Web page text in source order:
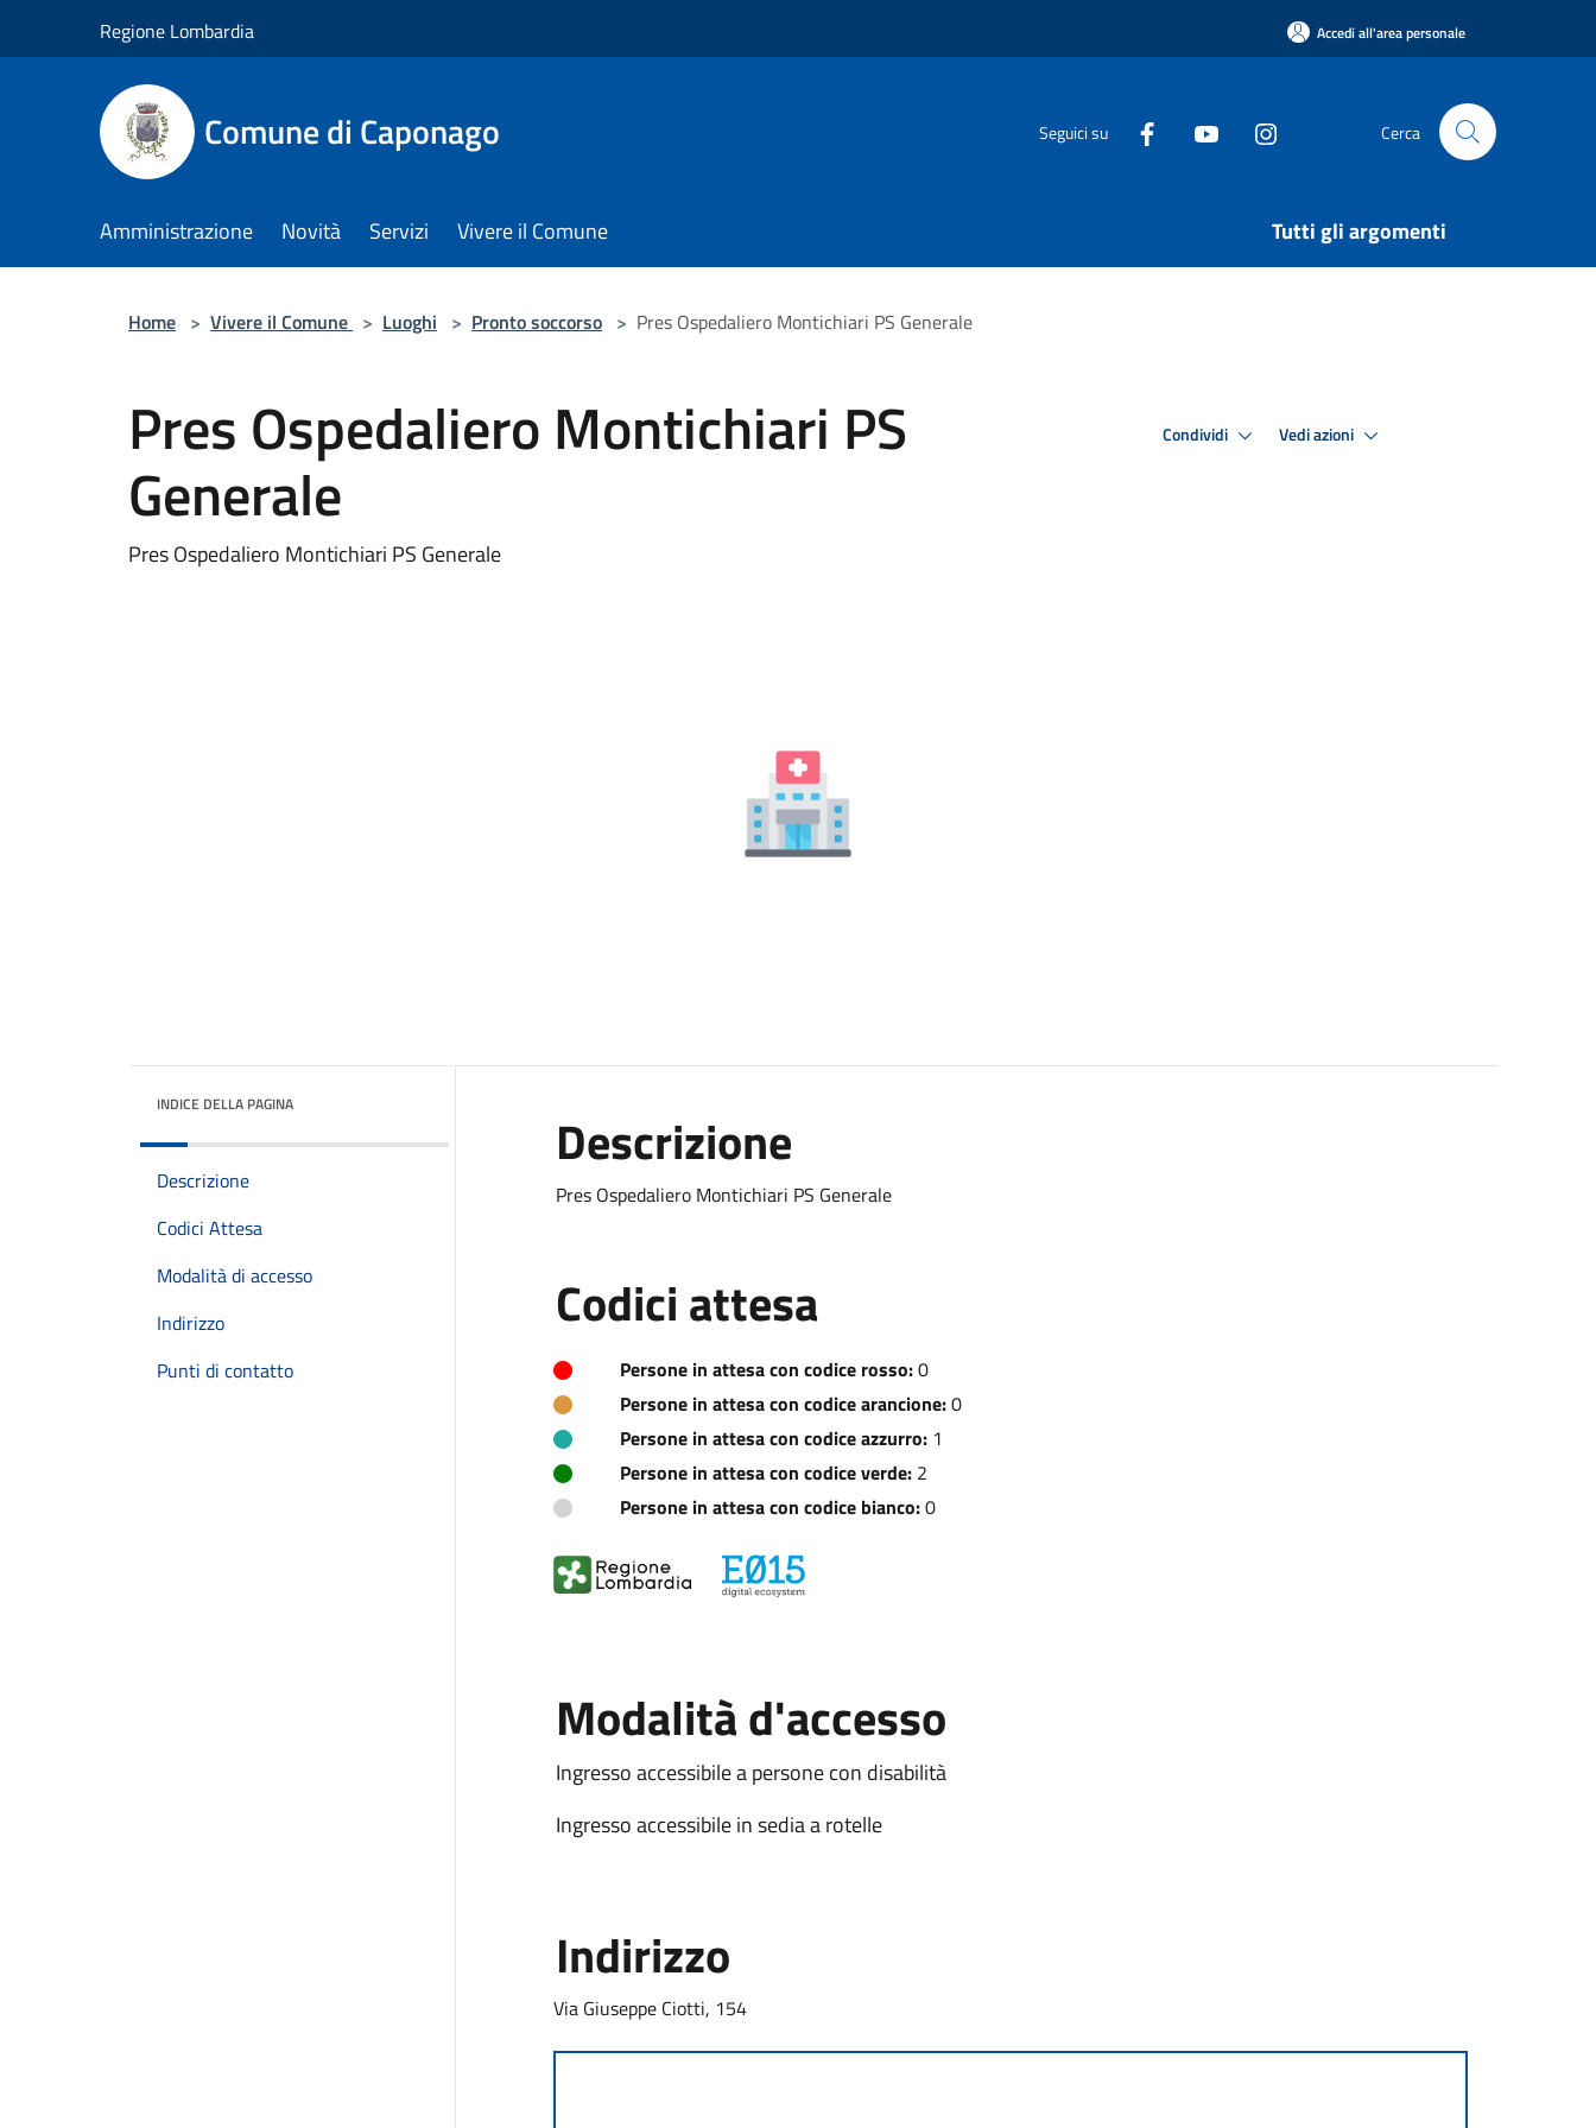
Regione Lombardia Accedi all'area personale
Comune di Caponago Seguici su Cerca
Amministrazione Novità Servizi Vivere il Comune Tutti gli argomenti
Home > Vivere il Comune > Luoghi > Pronto soccorso > Pres Ospedaliero Montichiari PS Generale
Pres Ospedaliero Montichiari PS
Generale
Pres Ospedaliero Montichiari PS Generale
Condividi Vedi azioni
INDICE DELLA PAGINA
Descrizione
Codici Attesa
Modalità di accesso
Indirizzo
Punti di contatto
Descrizione
Pres Ospedaliero Montichiari PS Generale
Codici attesa
Persone in attesa con codice rosso:0
Persone in attesa con codice arancione:0
Persone in attesa con codice azzurro:1
Persone in attesa con codice verde:2
Persone in attesa con codice bianco:0
Modalità d'accesso
Ingresso accessibile a persone con disabilità
Ingresso accessibile in sedia a rotelle
Indirizzo
Via Giuseppe Ciotti, 154